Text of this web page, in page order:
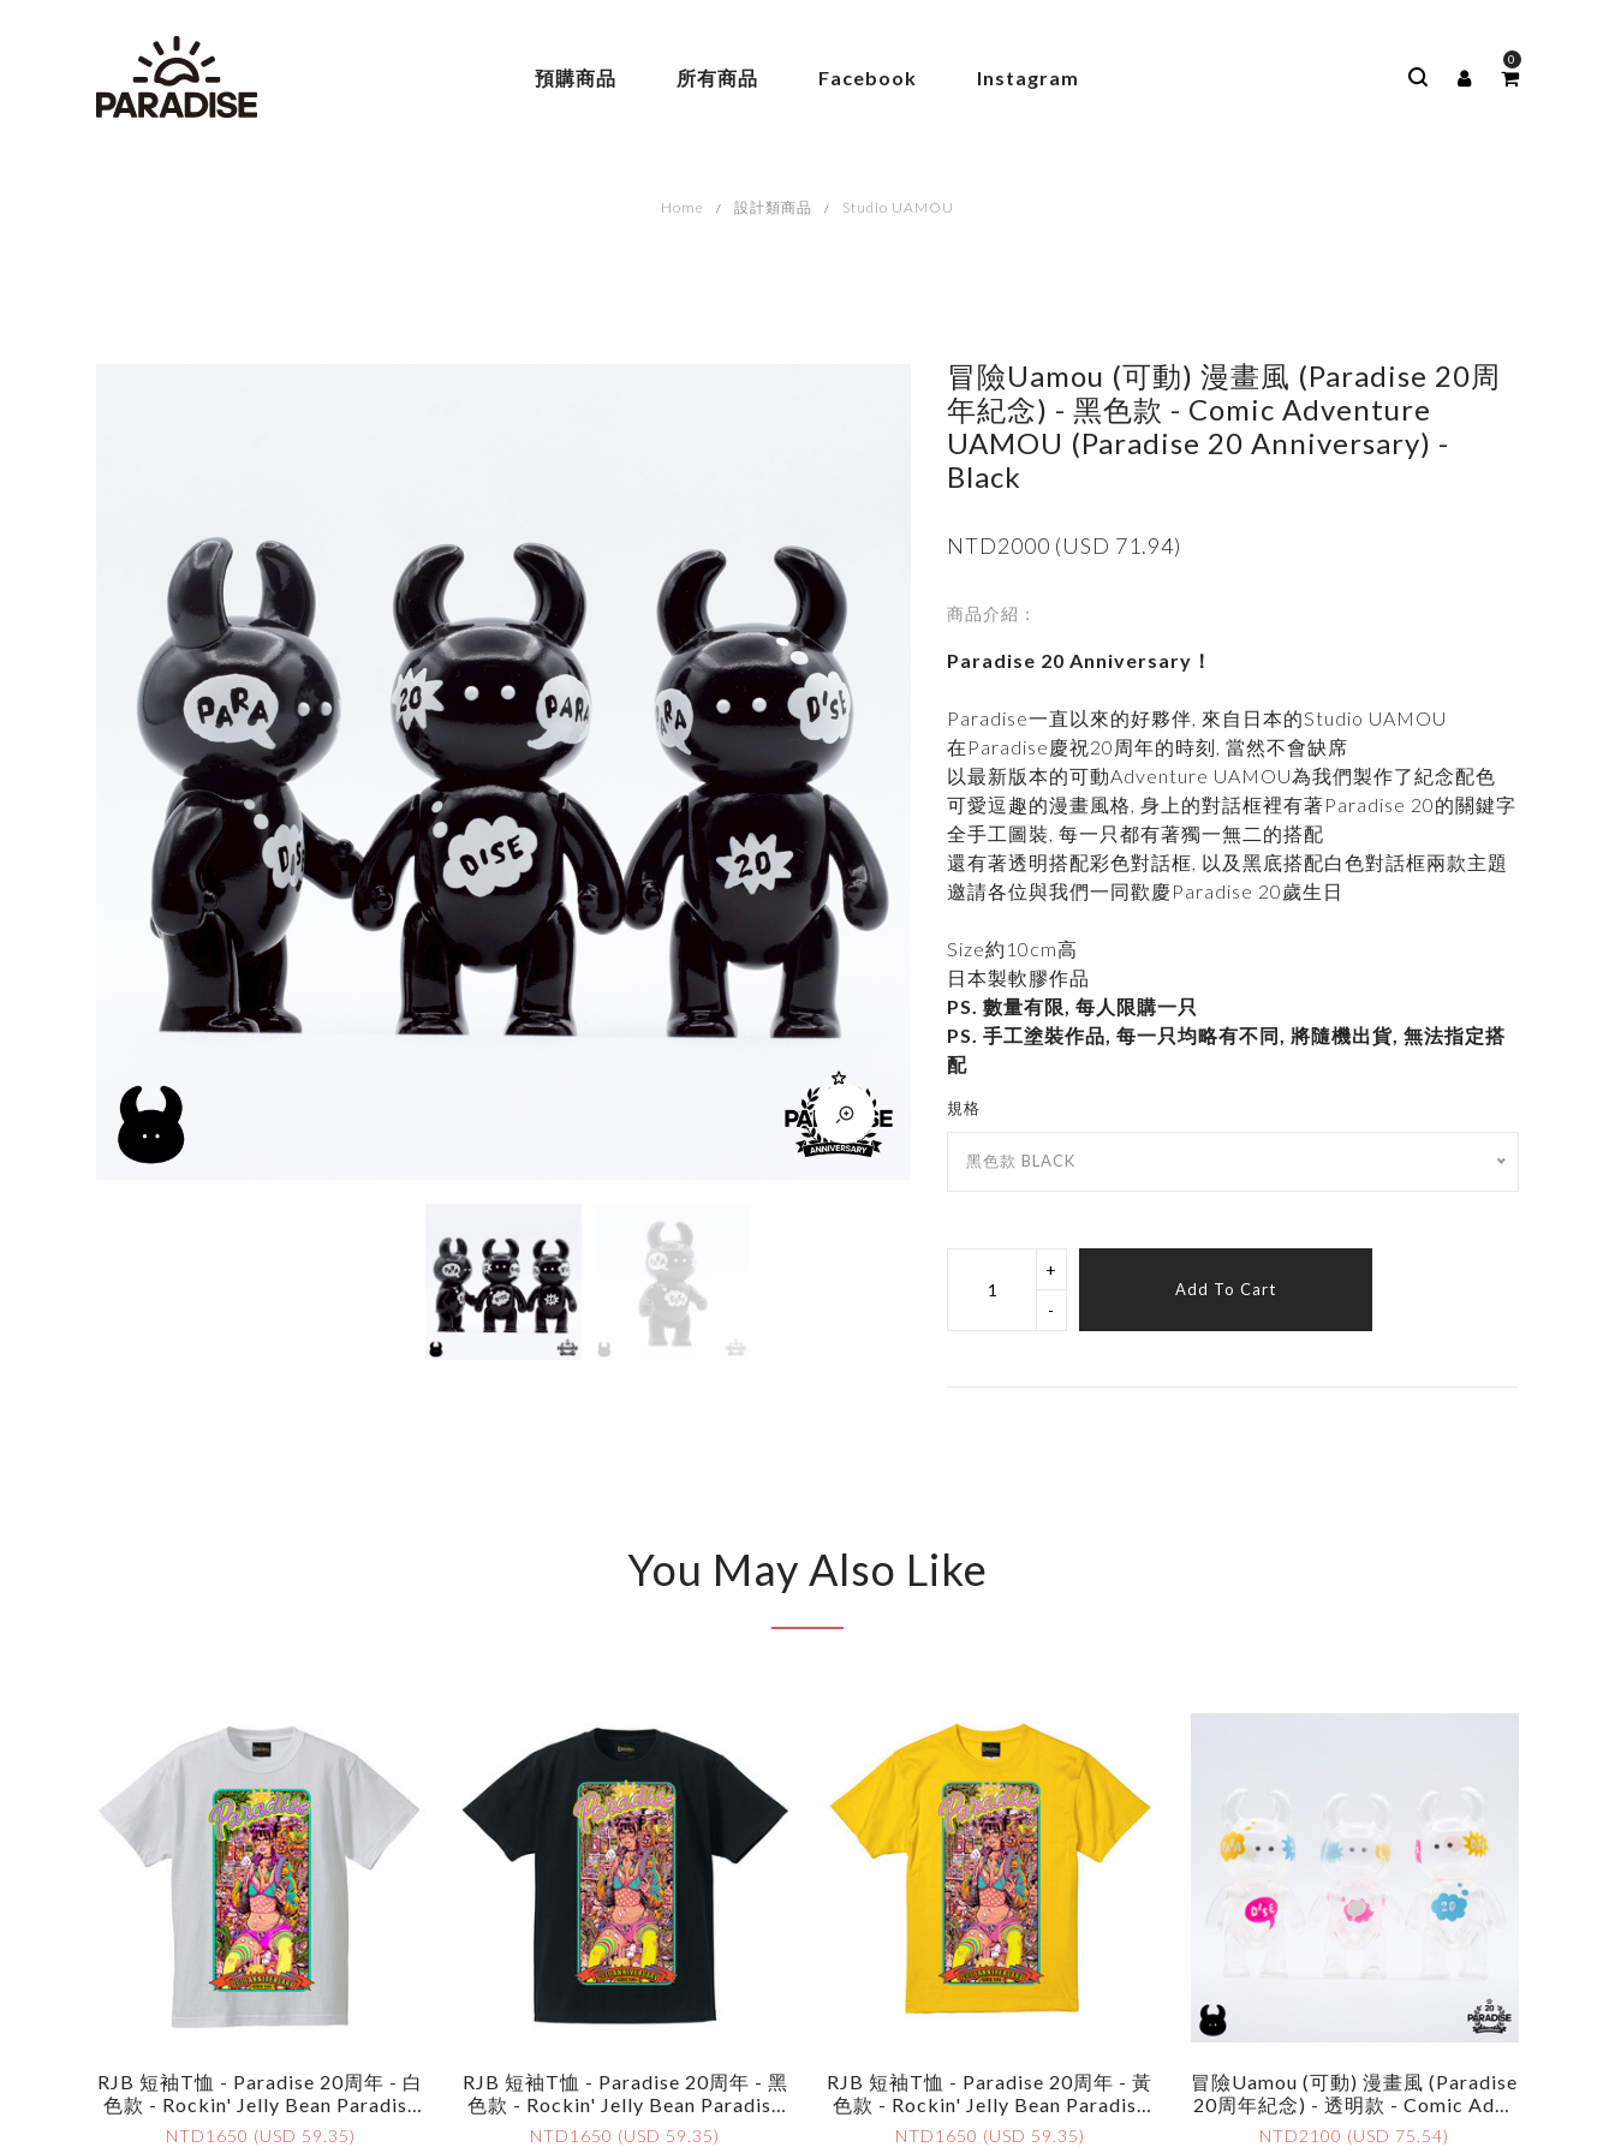
預購商品 所有商品 Facebook Instagram
0
Home 設計類商品 Studio UAMOU
冒險Uamou (可動) 漫畫風 (Paradise 20周
年紀念) - 黑色款 - Comic Adventure
UAMOU (Paradise 20 Anniversary) -
Black
NTD2000 (USD 71.94)
商品介紹：
Paradise 20 Anniversary！
Paradise一直以來的好夥伴, 來自日本的Studio UAMOU
在Paradise慶祝20周年的時刻, 當然不會缺席
以最新版本的可動Adventure UAMOU為我們製作了紀念配色
可愛逗趣的漫畫風格, 身上的對話框裡有著Paradise 20的關鍵字
全手工圖裝, 每一只都有著獨一無二的搭配
還有著透明搭配彩色對話框, 以及黑底搭配白色對話框兩款主題
邀請各位與我們一同歡慶Paradise 20歲生日
Size約10cm高
日本製軟膠作品
PS. 數量有限, 每人限購一只
PS. 手工塗裝作品, 每一只均略有不同, 將隨機出貨, 無法指定搭
配
規格
黑色款 BLACK
+
-
Add To Cart
You May Also Like
RJB 短袖T恤 - Paradise 20周年 - 白
色款 - Rockin' Jelly Bean Paradise
20 Anniversary T-Shirt - White
NTD1650 (USD 59.35)
RJB 短袖T恤 - Paradise 20周年 - 黑
色款 - Rockin' Jelly Bean Paradise
20 Anniversary T-Shirt - Black
NTD1650 (USD 59.35)
RJB 短袖T恤 - Paradise 20周年 - 黃
色款 - Rockin' Jelly Bean Paradise
20 Anniversary T-Shirt - Yellow
NTD1650 (USD 59.35)
冒險Uamou (可動) 漫畫風 (Paradise
20周年紀念) - 透明款 - Comic Adve
Nture UAMOU (Paradise 20 Annive
NTD2100 (USD 75.54)